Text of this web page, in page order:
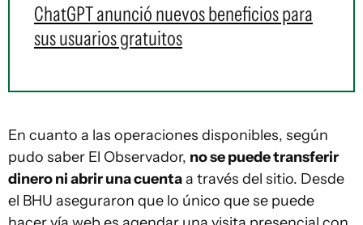
ChatGPT anunció nuevos beneficios para
sus usuarios gratuitos
En cuanto a las operaciones disponibles, según
pudo saber El Observador, no se puede transferir
dinero ni abrir una cuentaa través del sitio. Desde
el BHU aseguraron que lo único que se puede